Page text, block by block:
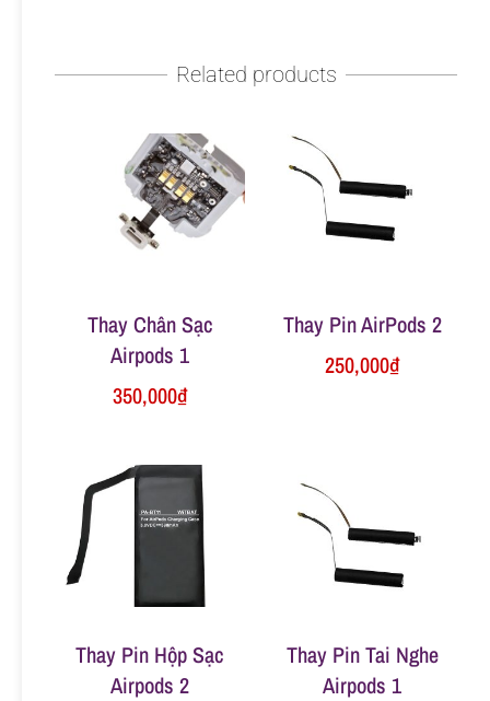
i Related products
Thay Chân Sạc
Airpods 1
350,000₫
Thay Pin AirPods 2
250,000₫
Thay Pin Hộp Sạc
Airpods 2
Thay Pin Tai Nghe
Airpods 1